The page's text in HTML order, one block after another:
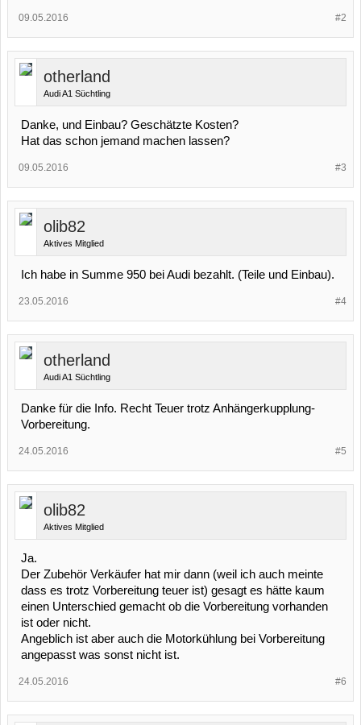
#2
09.05.2016
otherland
Audi A1 Süchtling
Danke, und Einbau? Geschätzte Kosten?
Hat das schon jemand machen lassen?
#3
09.05.2016
olib82
Aktives Mitglied
Ich habe in Summe 950 bei Audi bezahlt. (Teile und Einbau).
#4
23.05.2016
otherland
Audi A1 Süchtling
Danke für die Info. Recht Teuer trotz Anhängerkupplung-
Vorbereitung.
#5
24.05.2016
olib82
Aktives Mitglied
Ja.
Der Zubehör Verkäufer hat mir dann (weil ich auch meinte
dass es trotz Vorbereitung teuer ist) gesagt es hätte kaum
einen Unterschied gemacht ob die Vorbereitung vorhanden
ist oder nicht.
Angeblich ist aber auch die Motorkühlung bei Vorbereitung
angepasst was sonst nicht ist.
#6
24.05.2016